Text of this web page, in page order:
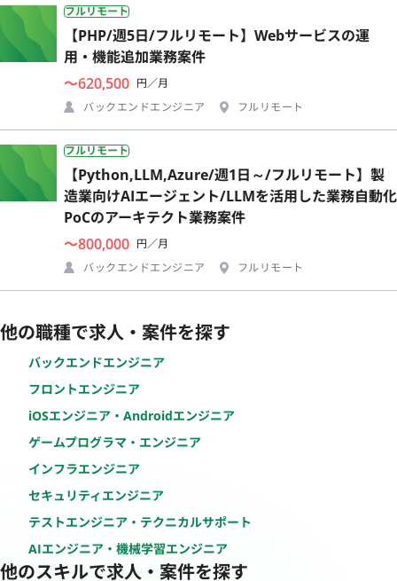
フルリモート
【PHP/週5日/フルリモート】Webサービスの運
用・機能追加業務案件
〜620,500 円／月
バックエンドエンジニア
フルリモート
フルリモート
【Python,LLM,Azure/週1日～/フルリモート】製
造業向けAIエージェント/LLMを活用した業務自動化
PoCのアーキテクト業務案件
〜800,000 円／月
バックエンドエンジニア
フルリモート
他の職種で求人・案件を探す
バックエンドエンジニア
フロントエンジニア
iOSエンジニア・Androidエンジニア
ゲームプログラマ・エンジニア
インフラエンジニア
セキュリティエンジニア
テストエンジニア・テクニカルサポート
AIエンジニア・機械学習エンジニア
他のスキルで求人・案件を探す